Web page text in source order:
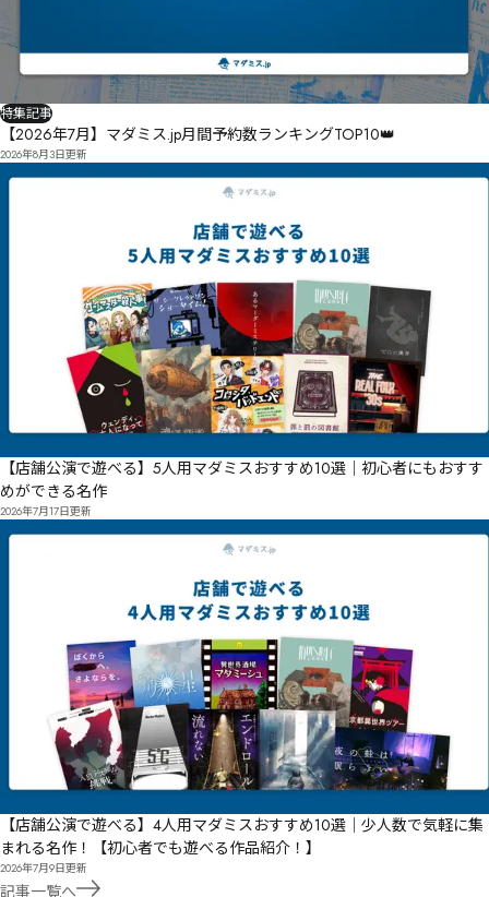
特集記事
【2026年7月】マダミス.jp月間予約数ランキングTOP10👑
2026年8月3日更新
【店舗公演で遊べる】5人用マダミスおすすめ10選｜初心者にもおすす
めができる名作
2026年7月17日更新
【店舗公演で遊べる】4人用マダミスおすすめ10選｜少人数で気軽に集
まれる名作！【初心者でも遊べる作品紹介！】
2026年7月9日更新
記事一覧へ